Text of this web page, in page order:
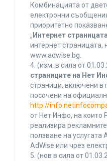
Комбинацията от
електронни
приоритетно
„ Интернет
интернет страницата,
www.adwise.bg.
4. (изм. в сила от
страниците на Нет
страници, включени в
посочени на
http://
от Нет Инфо, на които
реализира
ползване на услугата
AdWise или чрез
5. (нов в сила от